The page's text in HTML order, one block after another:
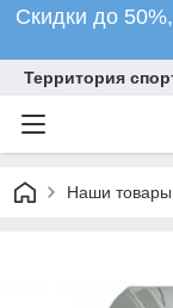
Скидки до
Территория
Наши товары